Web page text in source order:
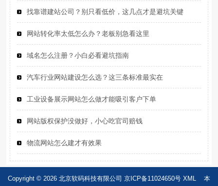
找靠谱建站公司？别只看低价，这几点才是避坑关键
网站转化率太低怎么办？老板别急看这里
域名怎么注册？小白必看避坑指南
汽车行业网站建设怎么选？这三条标准最实在
工业设备展示网站怎么做才能吸引客户下单
网站版权保护没做好，小心吃官司赔钱
物流网站怎么建才有效果
Copyright © 2026 北京软码科技有限公司 京ICP备11024650号 XML
本